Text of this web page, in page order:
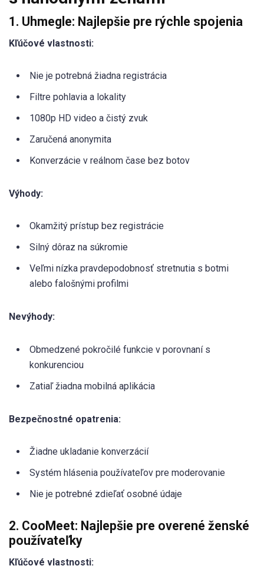
1. Uhmegle: Najlepšie pre rýchle spojenia
Kľúčové vlastnosti:
Nie je potrebná žiadna registrácia
Filtre pohlavia a lokality
1080p HD video a čistý zvuk
Zaručená anonymita
Konverzácie v reálnom čase bez botov
Výhody:
Okamžitý prístup bez registrácie
Silný dôraz na súkromie
Veľmi nízka pravdepodobnosť stretnutia s botmi
alebo falošnými profilmi
Nevýhody:
Obmedzené pokročilé funkcie v porovnaní s
konkurenciou
Zatiaľ žiadna mobilná aplikácia
Bezpečnostné opatrenia:
Žiadne ukladanie konverzácií
Systém hlásenia používateľov pre moderovanie
Nie je potrebné zdieľať osobné údaje
2. CooMeet: Najlepšie pre overené ženské
používateľky
Kľúčové vlastnosti: